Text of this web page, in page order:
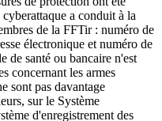
a conduit à la
de la FFTir : numéro de
électronique et numéro de
de santé ou bancaire n'est
concernant les armes
sont pas davantage
sur le Système
d'enregistrement des